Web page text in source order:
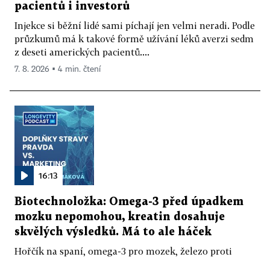
pacientů i investorů
Injekce si běžní lidé sami píchají jen velmi neradi. Podle
průzkumů má k takové formě užívání léků averzi sedm
z deseti amerických pacientů....
7. 8. 2026 ▪ 4 min. čtení
16:13
Biotechnoložka: Omega-3 před úpadkem
mozku nepomohou, kreatin dosahuje
skvělých výsledků. Má to ale háček
Hořčík na spaní, omega-3 pro mozek, železo proti